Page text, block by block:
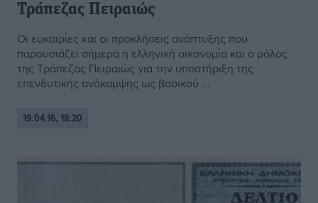
Τράπεζας Πειραιώς
Οι ευκαιρίες και οι προκλήσεις ανάπτυξης που
παρουσιάζει σήμερα η ελληνική οικονομία και ο ρόλος
της Τράπεζας Πειραιώς για την υποστήριξη της
επενδυτικής ανάκαμψης ως βασικού ...
19.04.16, 18:20